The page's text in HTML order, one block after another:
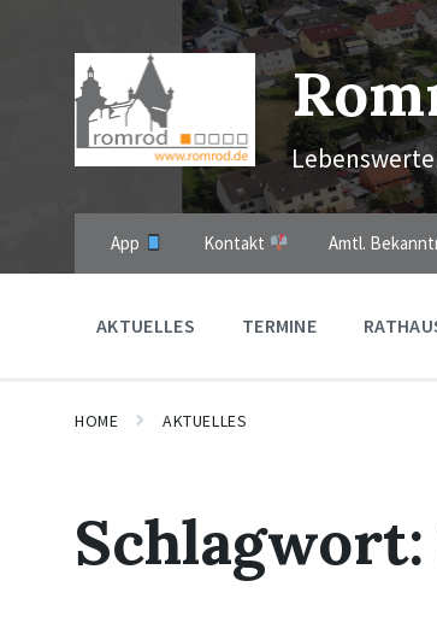
navigation
App Kontakt Amtl.
AKTUELLES TERMINE
HOME AKTUELLES
Schlagwort: